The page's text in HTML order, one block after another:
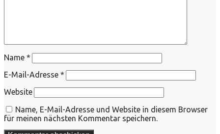
Name *
E-Mail-Adresse *
Website
Name, E-Mail-Adresse und Website in diesem Browser
für meinen nächsten Kommentar speichern.